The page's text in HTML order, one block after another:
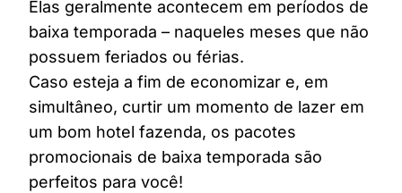
Elas geralmente acontecem em períodos de
baixa temporada – naqueles meses que não
possuem feriados ou férias.
Caso esteja a fim de economizar e, em
simultâneo, curtir um momento de lazer em
um bom hotel fazenda, os pacotes
promocionais de baixa temporada são
perfeitos para você!